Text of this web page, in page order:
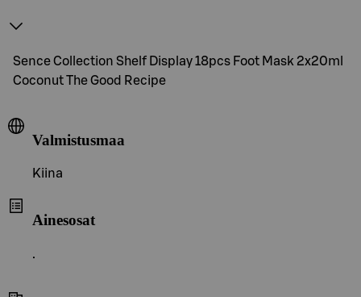
Sence Collection Shelf Display 18pcs Foot Mask 2x20ml
Coconut The Good Recipe
Valmistusmaa
Kiina
Ainesosat
.